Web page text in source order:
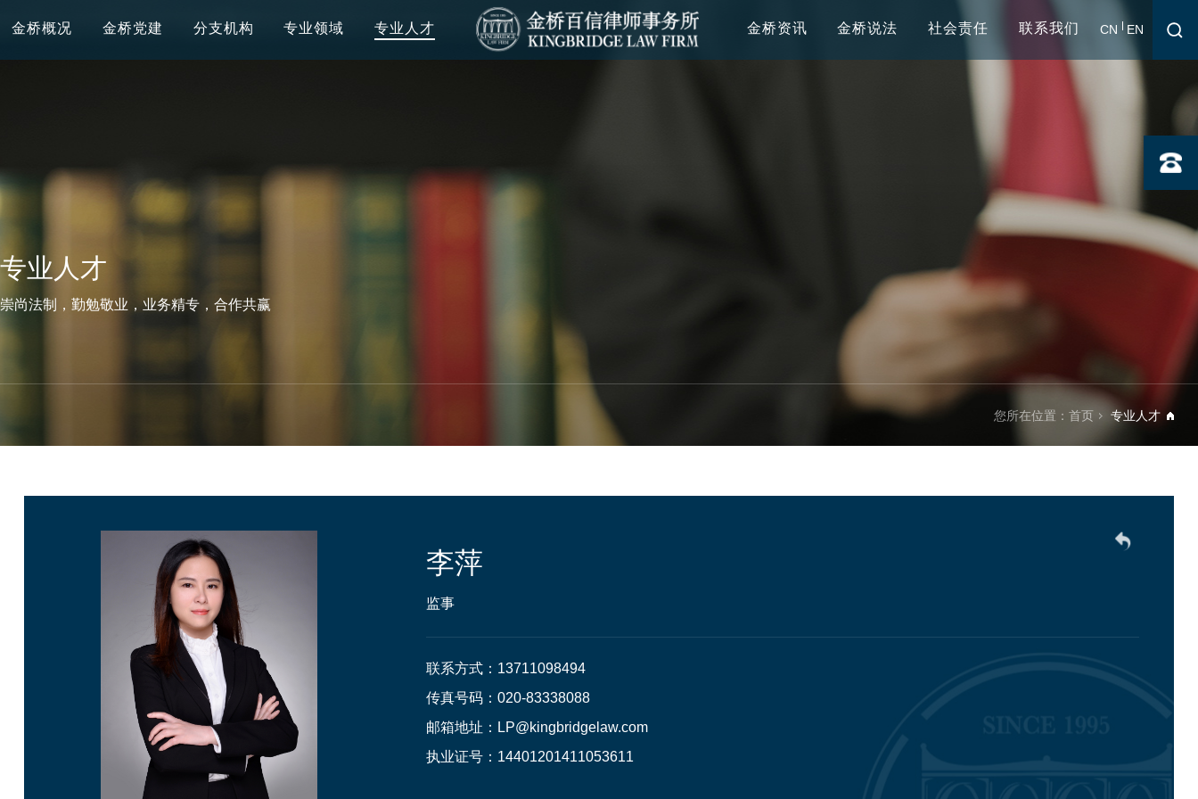
金桥概况 金桥党建 分支机构 专业领域 专业人才 金桥资讯 金桥说法 社会责任 联系我们 CN EN
专业人才
崇尚法制，勤勉敬业，业务精专，合作共赢
您所在位置：首页 专业人才
李萍
监事
联系方式：13711098494
传真号码：020-83338088
邮箱地址：LP@kingbridgelaw.com
执业证号：14401201411053611